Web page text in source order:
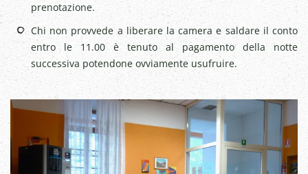
prenotazione.
Chi non provvede a liberare la camera e saldare il conto
entro le 11.00 è tenuto al pagamento della notte
successiva potendone ovviamente usufruire.